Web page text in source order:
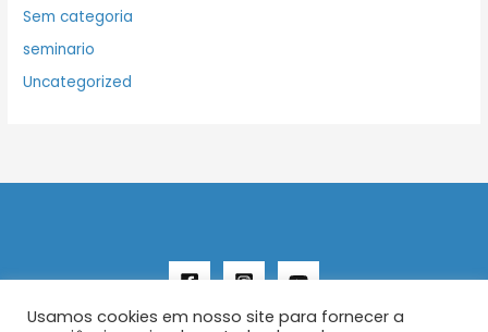
Sem categoria
seminario
Uncategorized
Usamos cookies em nosso site para fornecer a